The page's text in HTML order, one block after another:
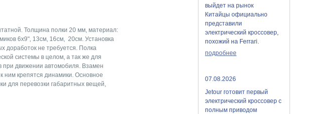
выйдет на рынок
Китайцы официально
представили
электрический кроссовер,
похожий на Ferrari.
подробнее
07.08.2026
Jetour готовит первый
электрический кроссовер с
полным приводом
Толщина полки 20 мм, материал:
6x9", 13см, 16см, 20см. Установка
доработок не требуется. Полка
системы в целом, а так же для
при движении автомобиля. Взамен
ним крепятся динамики. Основное
для перевозки габаритных вещей,